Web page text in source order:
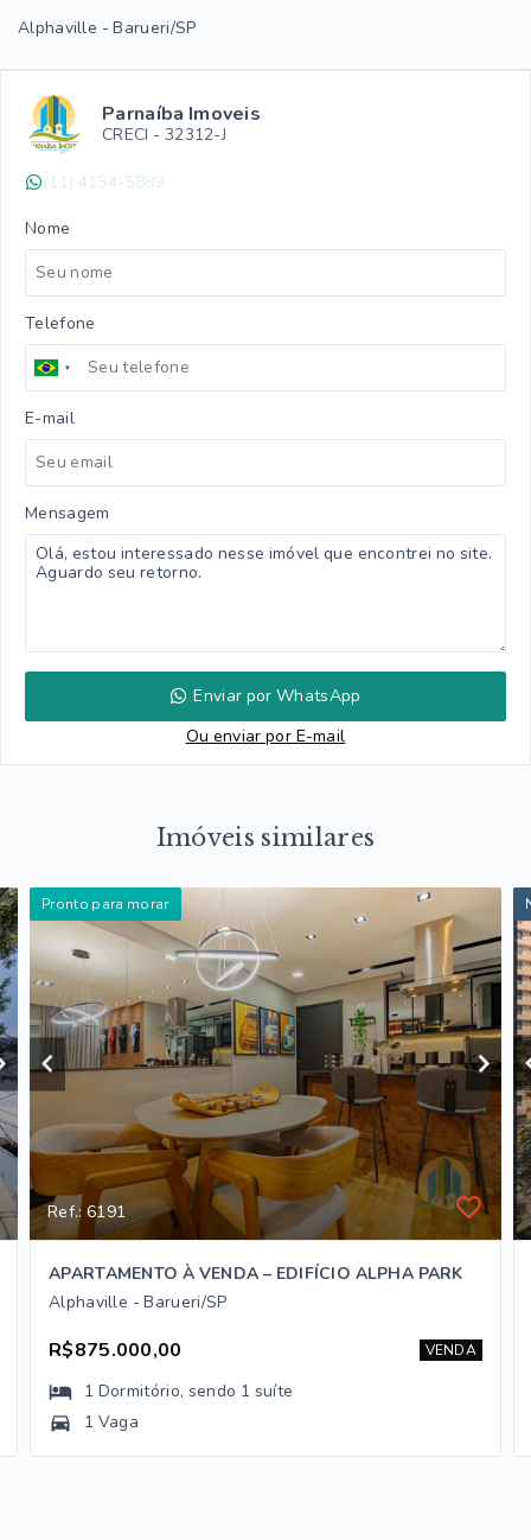
Alphaville - Barueri/SP
Parnaíba Imoveis
CRECI - 32312-J
(11) 4154-5889
Nome
Telefone
E-mail
Mensagem
Enviar por WhatsApp
Ou enviar por E-mail
Imóveis similares
Pronto para morar
Ref.: 6191
APARTAMENTO À VENDA – EDIFÍCIO ALPHA PARK
Alphaville - Barueri/SP
R$875.000,00 VENDA
1 Dormitório, sendo 1 suíte
1 Vaga